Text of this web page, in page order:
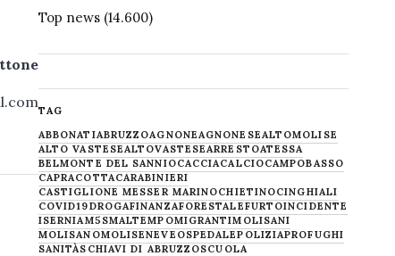
Top news(14.600)
TAG
ABBONATIABRUZZOAGNONEAGNONESEALTOMOLISE
ALTO VASTESEALTOVASTESEARRESTOATESSA
BELMONTE DEL SANNIOCACCIACALCIOCAMPOBASSO
CAPRACOTTACARABINIERI
CASTIGLIONE MESSER MARINOCHIETINOCINGHIALI
COVID19DROGAFINANZAFORESTALEFURTOINCIDENTE
ISERNIAM5SMALTEMPOMIGRANTIMOLISANI
MOLISANOMOLISENEVE OSPEDALEPOLIZIAPROFUGHI
SANITÀSCHIAVI DI ABRUZZOSCUOLA